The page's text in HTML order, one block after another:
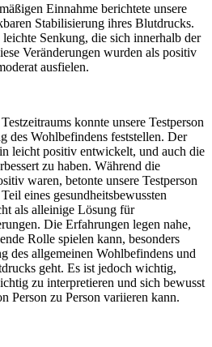
Einnahme berichtete unsere
Stabilisierung ihres Blutdrucks.
Senkung, die sich innerhalb der
Veränderungen wurden als positiv
ausfielen.
konnte unsere Testperson
des Wohlbefindens feststellen. Der
leicht positiv entwickelt, und auch die
zu haben. Während die
waren, betonte unsere Testperson
eines gesundheitsbewussten
als alleinige Lösung für
Die Erfahrungen legen nahe,
Rolle spielen kann, besonders
des allgemeinen Wohlbefindens und
geht. Es ist jedoch wichtig,
zu interpretieren und sich bewusst
Person zu Person variieren kann.